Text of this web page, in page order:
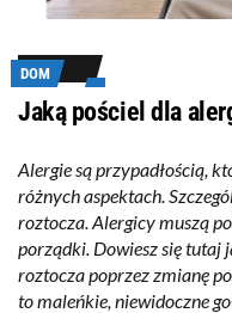
DOM
Jaką pościel dla
Alergie są przypadłością,
różnych aspektach.
roztocza. Alergicy muszą
porządki. Dowiesz się tutaj
roztocza poprzez zmianę
to maleńkie, niewidoczne